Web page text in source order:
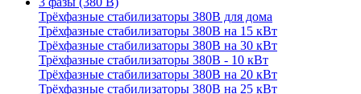
Трёхфазные стабилизаторы 380В для дома
Трёхфазные стабилизаторы 380В на 15 кВт
Трёхфазные стабилизаторы 380В на 30 кВт
Трёхфазные стабилизаторы 380В - 10 кВт
Трёхфазные стабилизаторы 380В на 20 кВт
Трёхфазные стабилизаторы 380В на 25 кВт